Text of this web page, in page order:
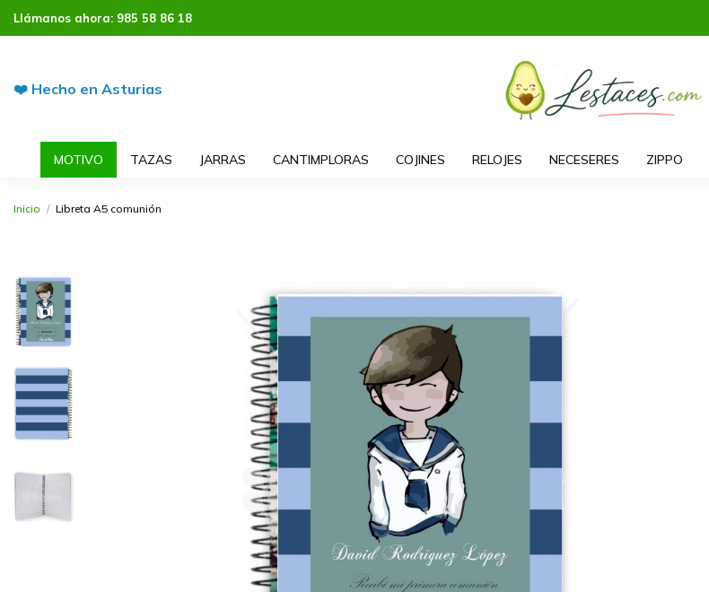
Llámanos ahora: 985 58 86 18
❤️ Hecho en Asturias
MOTIVO TAZAS JARRAS CANTIMPLORAS COJINES RELOJES NECESERES ZIPPO
Inicio Libreta A5 comunión